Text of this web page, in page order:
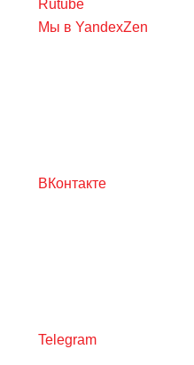
Rutube
Мы в YandexZen
ВКонтакте
Telegram